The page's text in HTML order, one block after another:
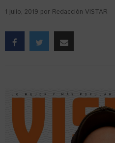
1 julio, 2019 por Redacción VISTAR